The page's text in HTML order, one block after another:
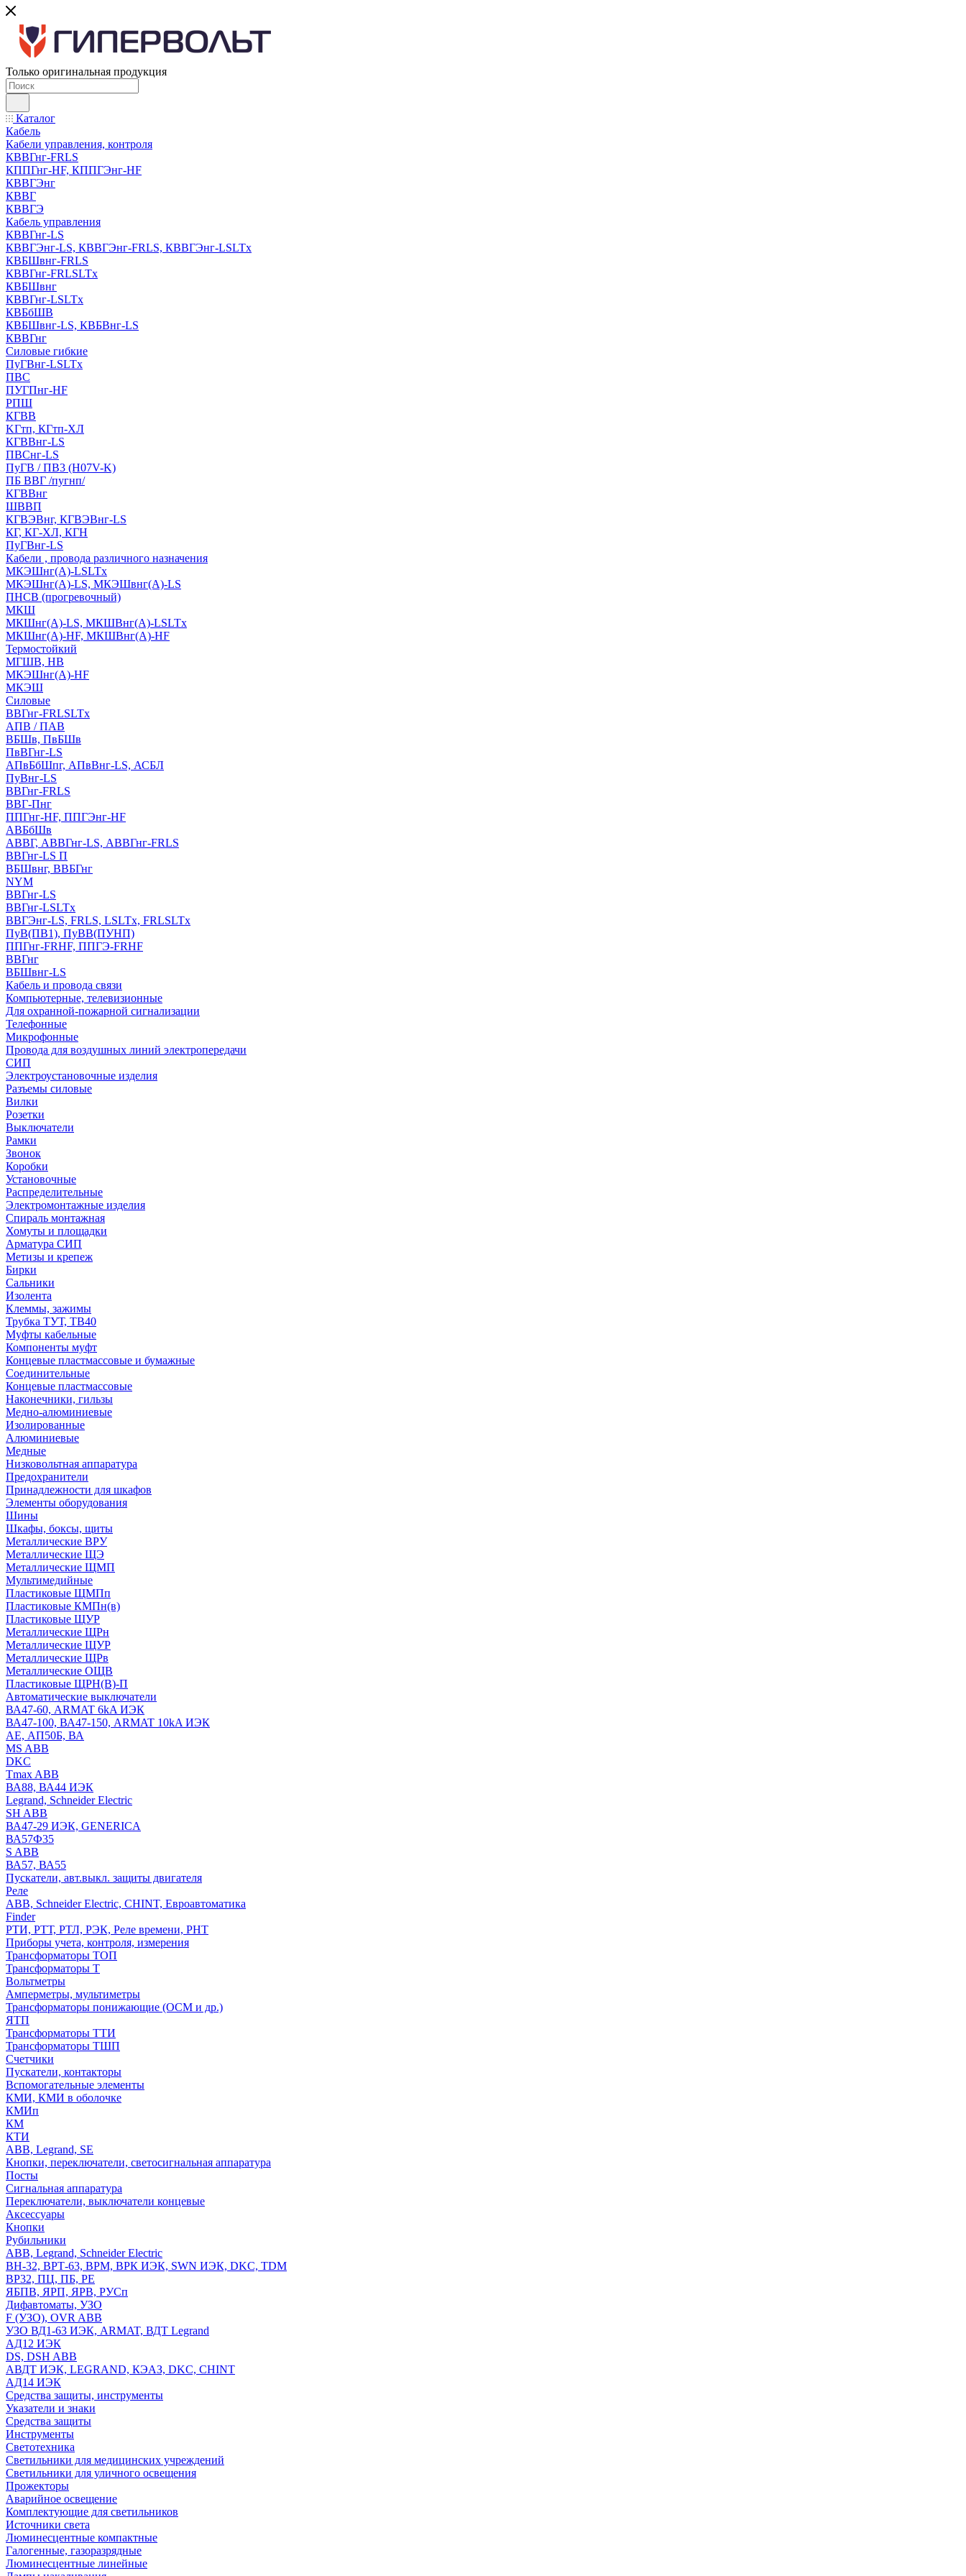
Только оригинальная продукция
Каталог
Кабель
Кабели управления, контроля
КВВГнг-FRLS
КППГнг-HF, КППГЭнг-HF
КВВГЭнг
КВВГ
КВВГЭ
Кабель управления
КВВГнг-LS
КВВГЭнг-LS, КВВГЭнг-FRLS, КВВГЭнг-LSLTx
КВБШвнг-FRLS
КВВГнг-FRLSLTx
КВБШвнг
КВВГнг-LSLTx
КВБбШВ
КВБШвнг-LS, КВБВнг-LS
КВВГнг
Силовые гибкие
ПуГВнг-LSLTx
ПВС
ПУГПнг-HF
РПШ
КГВВ
KГтп, КГтп-ХЛ
КГВВнг-LS
ПВСнг-LS
ПуГВ / ПВ3 (H07V-K)
ПБ ВВГ /пугнп/
КГВВнг
ШВВП
КГВЭВнг, КГВЭВнг-LS
КГ, КГ-ХЛ, КГН
ПуГВнг-LS
Кабели , провода различного назначения
МКЭШнг(А)-LSLTx
МКЭШнг(А)-LS, МКЭШвнг(А)-LS
ПНСВ (прогревочный)
МКШ
МКШнг(А)-LS, МКШВнг(А)-LSLTx
МКШнг(А)-HF, МКШВнг(А)-HF
Термостойкий
МГШВ, НВ
МКЭШнг(А)-HF
МКЭШ
Силовые
ВВГнг-FRLSLTx
АПВ / ПАВ
ВБШв, ПвБШв
ПвВГнг-LS
АПвБбШпг, АПвВнг-LS, АСБЛ
ПуВнг-LS
ВВГнг-FRLS
ВВГ-Пнг
ППГнг-HF, ППГЭнг-HF
АВБбШв
АВВГ, АВВГнг-LS, АВВГнг-FRLS
ВВГнг-LS П
ВБШвнг, ВВБГнг
NYM
ВВГнг-LS
ВВГнг-LSLTx
ВВГЭнг-LS, FRLS, LSLTx, FRLSLTx
ПуВ(ПВ1), ПуВВ(ПУНП)
ППГнг-FRHF, ППГЭ-FRHF
ВВГнг
ВБШвнг-LS
Кабель и провода связи
Компьютерные, телевизионные
Для охранной-пожарной сигнализации
Телефонные
Микрофонные
Провода для воздушных линий электропередачи
СИП
Электроустановочные изделия
Разъемы силовые
Вилки
Розетки
Выключатели
Рамки
Звонок
Коробки
Установочные
Распределительные
Электромонтажные изделия
Спираль монтажная
Хомуты и площадки
Арматура СИП
Метизы и крепеж
Бирки
Сальники
Изолента
Клеммы, зажимы
Трубка ТУТ, ТВ40
Муфты кабельные
Компоненты муфт
Концевые пластмассовые и бумажные
Соединительные
Концевые пластмассовые
Наконечники, гильзы
Медно-алюминиевые
Изолированные
Алюминиевые
Медные
Низковольтная аппаратура
Предохранители
Принадлежности для шкафов
Элементы оборудования
Шины
Шкафы, боксы, щиты
Металлические ВРУ
Металлические ЩЭ
Металлические ЩМП
Мультимедийные
Пластиковые ЩМПп
Пластиковые КМПн(в)
Пластиковые ЩУР
Металлические ЩРн
Металлические ЩУР
Металлические ЩРв
Металлические ОЩВ
Пластиковые ЩРН(В)-П
Автоматические выключатели
ВА47-60, ARMAT 6kA ИЭК
ВА47-100, ВА47-150, ARMAT 10kA ИЭК
АЕ, АП50Б, ВА
MS ABB
DKC
Tmax ABB
ВА88, ВА44 ИЭК
Legrand, Schneider Electric
SH ABB
ВА47-29 ИЭК, GENERICA
ВА57Ф35
S ABB
ВА57, ВА55
Пускатели, авт.выкл. защиты двигателя
Реле
ABB, Schneider Electric, CHINT, Евроавтоматика
Finder
РТИ, РТТ, РТЛ, РЭК, Реле времени, РНТ
Приборы учета, контроля, измерения
Трансформаторы ТОП
Трансформаторы Т
Вольтметры
Амперметры, мультиметры
Трансформаторы понижающие (ОСМ и др.)
ЯТП
Трансформаторы ТТИ
Трансформаторы ТШП
Счетчики
Пускатели, контакторы
Вспомогательные элементы
КМИ, КМИ в оболочке
КМИп
КМ
КТИ
ABB, Legrand, SE
Кнопки, переключатели, светосигнальная аппаратура
Посты
Cигнальная аппаратура
Переключатели, выключатели концевые
Аксессуары
Кнопки
Рубильники
ABB, Legrand, Schneider Electric
ВН-32, ВРТ-63, ВРМ, ВРК ИЭК, SWN ИЭК, DKC, TDM
ВР32, ПЦ, ПБ, РЕ
ЯБПВ, ЯРП, ЯРВ, РУСп
Дифавтоматы, УЗО
F (УЗО), OVR ABB
УЗО ВД1-63 ИЭК, ARMAT, ВДТ Legrand
АД12 ИЭК
DS, DSH ABB
АВДТ ИЭК, LEGRAND, КЭАЗ, DKC, CHINT
АД14 ИЭК
Средства защиты, инструменты
Указатели и знаки
Средства защиты
Инструменты
Светотехника
Светильники для медицинских учреждений
Светильники для уличного освещения
Прожекторы
Аварийное освещение
Комплектующие для светильников
Источники света
Люминесцентные компактные
Галогенные, газоразрядные
Люминесцентные линейные